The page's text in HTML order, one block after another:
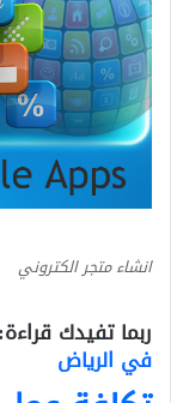
انشاء متجر الكتروني
ربما تفيدك قراءة:
في الرياض